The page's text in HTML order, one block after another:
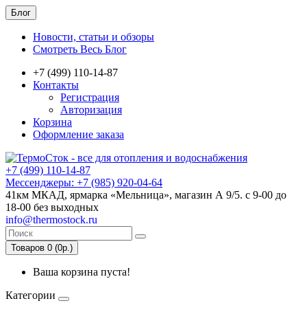
Блог
Новости, статьи и обзоры
Смотреть Весь Блог
+7 (499) 110-14-87
Контакты
Регистрация
Авторизация
Корзина
Оформление заказа
+7 (499) 110-14-87
Мессенджеры: +7 (985) 920-04-64
41км МКАД, ярмарка «Мельница», магазин А 9/5. с 9-00 до
18-00 без выходных
info@thermostock.ru
Товаров 0 (0р.)
Ваша корзина пуста!
Категории